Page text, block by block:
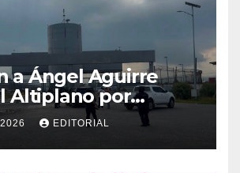
a Ángel Aguirre
Altiplano por
destrucción de
de caso
EDITORIAL